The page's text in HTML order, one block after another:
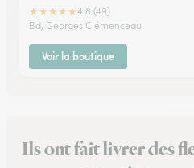
★★★★★4.8 (49)
Bd, Georges Clémenceau
Voir la boutique
Ils ont fait livrer des